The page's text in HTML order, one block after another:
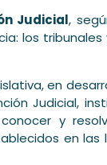
Judicial,
los
en
Judicial,
y
en